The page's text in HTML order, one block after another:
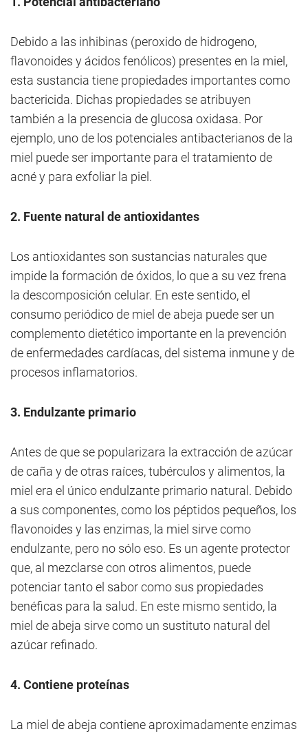
Debido a las inhibinas (peroxido de hidrogeno,
flavonoides y ácidos fenólicos) presentes en la miel,
esta sustancia tiene propiedades importantes como
bactericida. Dichas propiedades se atribuyen
también a la presencia de glucosa oxidasa. Por
ejemplo, uno de los potenciales antibacterianos de la
miel puede ser importante para el tratamiento de
acné y para exfoliar la piel.
2. Fuente natural de antioxidantes
Los antioxidantes son sustancias naturales que
impide la formación de óxidos, lo que a su vez frena
la descomposición celular. En este sentido, el
consumo periódico de miel de abeja puede ser un
complemento dietético importante en la prevención
de enfermedades cardíacas, del sistema inmune y de
procesos inflamatorios.
3. Endulzante primario
Antes de que se popularizara la extracción de azúcar
de caña y de otras raíces, tubérculos y alimentos, la
miel era el único endulzante primario natural. Debido
a sus componentes, como los péptidos pequeños, los
flavonoides y las enzimas, la miel sirve como
endulzante, pero no sólo eso. Es un agente protector
que, al mezclarse con otros alimentos, puede
potenciar tanto el sabor como sus propiedades
benéficas para la salud. En este mismo sentido, la
miel de abeja sirve como un sustituto natural del
azúcar refinado.
4. Contiene proteínas
La miel de abeja contiene aproximadamente enzimas